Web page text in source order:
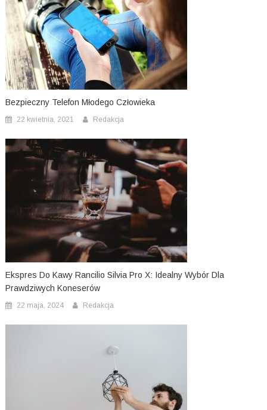
Bezpieczny Telefon Młodego Człowieka
22 kwietnia, 2021 Redakcja
Ekspres Do Kawy Rancilio Silvia Pro X: Idealny Wybór Dla
Prawdziwych Koneserów
22 maja, 2024 Redakcja